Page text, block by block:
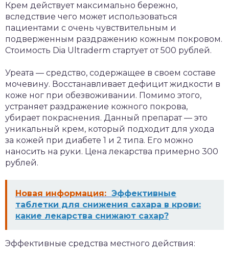
Крем действует максимально бережно,
вследствие чего может использоваться
пациентами с очень чувствительным и
подверженным раздражению кожным покровом.
Стоимость Dia Ultraderm стартует от 500 рублей.
Уреата — средство, содержащее в своем составе
мочевину. Восстанавливает дефицит жидкости в
коже ног при обезвоживании. Помимо этого,
устраняет раздражение кожного покрова,
убирает покраснения. Данный препарат — это
уникальный крем, который подходит для ухода
за кожей при диабете 1 и 2 типа. Его можно
наносить на руки. Цена лекарства примерно 300
рублей.
Новая информация: Эффективные
таблетки для снижения сахара в крови:
какие лекарства снижают сахар?
Эффективные средства местного действия: